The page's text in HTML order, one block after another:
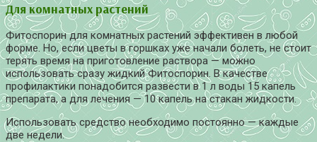
Для комнатных растений
Фитоспорин для комнатных растений эффективен в любой
форме. Но, если цветы в горшках уже начали болеть, не стоит
терять время на приготовление раствора — можно
использовать сразу жидкий Фитоспорин. В качестве
профилактики понадобится развести в 1 л воды 15 капель
препарата, а для лечения — 10 капель на стакан жидкости.
Использовать средство необходимо постоянно — каждые
две недели.